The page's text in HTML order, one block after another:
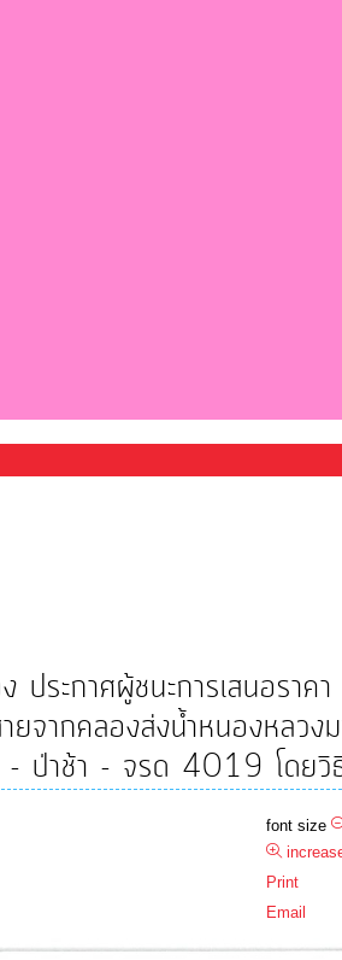
ระกาศผู้ชนะการเสนอราคา
ากคลองส่งน้ำหนองหลวง
ป่าช้า - จรด 4019 โดยวิธีเ
font size
Print
Email